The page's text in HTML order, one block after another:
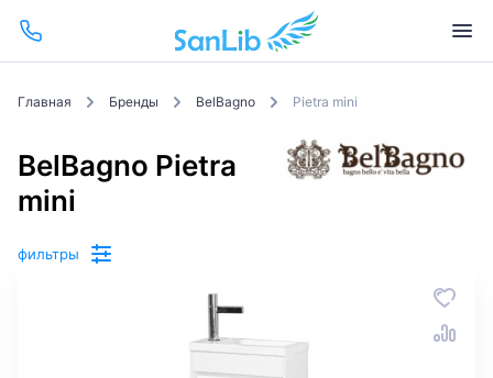
Главная Бренды BelBagno Pietra mini
BelBagno Pietra
mini
фильтры